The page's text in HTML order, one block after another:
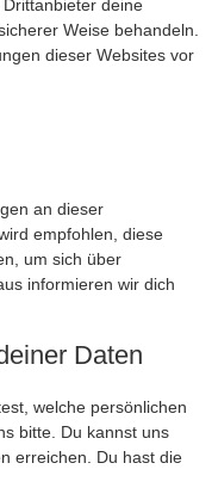
deine
Weise behandeln.
dieser Websites vor
an dieser
empfohlen, diese
um sich über
informieren wir dich
Daten
welche persönlichen
bitte. Du kannst uns
erreichen. Du hast die